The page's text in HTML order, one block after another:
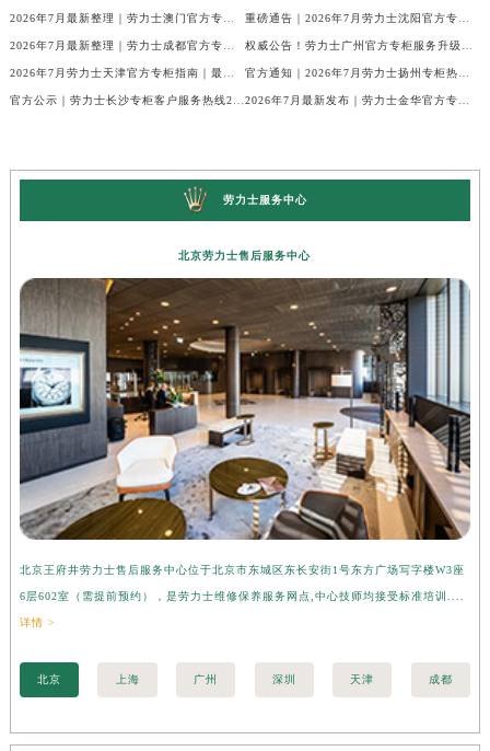
劳力士服务中心
北京劳力士售后服务中心
北京王府井劳力士售后服务中心位于北京市东城区东长安街1号东方广场写字楼W3座
6层602室（需提前预约），是劳力士维修保养服务网点,中心技师均接受标准培训....
详情 >
北京 上海 广州 深圳 天津 成都